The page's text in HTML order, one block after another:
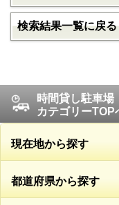
検索結果一覧に戻る
時間貸し駐車場
カテゴリーTOP
現在地から探す
都道府県から探す